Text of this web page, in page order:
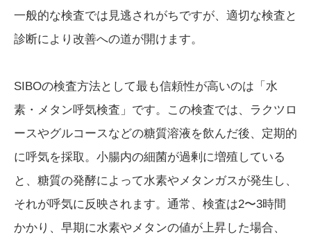
一般的な検査では見逃されがちですが、適切な検査と
診断により改善への道が開けます。
SIBOの検査方法として最も信頼性が高いのは「水
素・メタン呼気検査」です。この検査では、ラクツロ
ースやグルコースなどの糖質溶液を飲んだ後、定期的
に呼気を採取。小腸内の細菌が過剰に増殖している
と、糖質の発酵によって水素やメタンガスが発生し、
それが呼気に反映されます。通常、検査は2〜3時間
かかり、早期に水素やメタンの値が上昇した場合、